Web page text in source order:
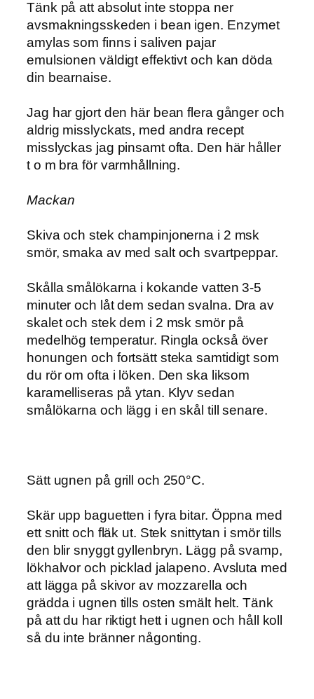
Tänk på att absolut inte stoppa ner
avsmakningsskeden i bean igen. Enzymet
amylas som finns i saliven pajar
emulsionen väldigt effektivt och kan döda
din bearnaise.
Jag har gjort den här bean flera gånger och
aldrig misslyckats, med andra recept
misslyckas jag pinsamt ofta. Den här håller
t o m bra för varmhållning.
Mackan
Skiva och stek champinjonerna i 2 msk
smör, smaka av med salt och svartpeppar.
Skålla smålökarna i kokande vatten 3-5
minuter och låt dem sedan svalna. Dra av
skalet och stek dem i 2 msk smör på
medelhög temperatur. Ringla också över
honungen och fortsätt steka samtidigt som
du rör om ofta i löken. Den ska liksom
karamelliseras på ytan. Klyv sedan
smålökarna och lägg i en skål till senare.
Sätt ugnen på grill och 250°C.
Skär upp baguetten i fyra bitar. Öppna med
ett snitt och fläk ut. Stek snittytan i smör tills
den blir snyggt gyllenbryn. Lägg på svamp,
lökhalvor och picklad jalapeno. Avsluta med
att lägga på skivor av mozzarella och
grädda i ugnen tills osten smält helt. Tänk
på att du har riktigt hett i ugnen och håll koll
så du inte bränner någonting.